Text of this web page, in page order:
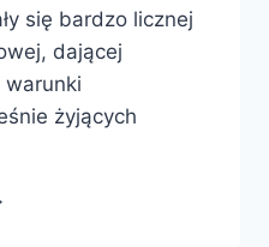
się bardzo licznej
dającej
żyjących